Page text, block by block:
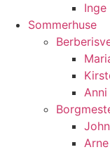
Sommerhuse